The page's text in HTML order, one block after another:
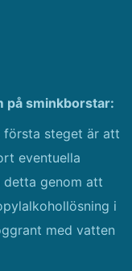
på sminkborstar:
första steget är att
eventuella
detta genom att
i
med vatten